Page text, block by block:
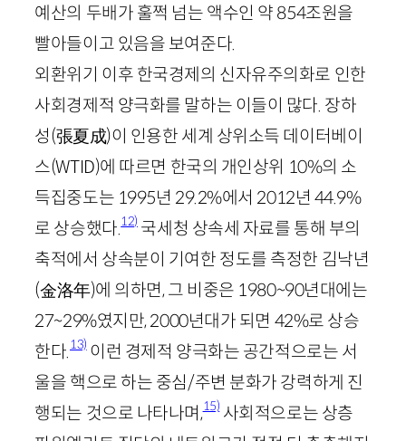
예산의 두배가 훌쩍 넘는 액수인 약 854조원을
빨아들이고 있음을 보여준다.
외환위기 이후 한국경제의 신자유주의화로 인한
사회경제적 양극화를 말하는 이들이 많다. 장하
성(張夏成)이 인용한 세계 상위소득 데이터베이
스(WTID)에 따르면 한국의 개인상위 10%의 소
득집중도는 1995년 29.2%에서 2012년 44.9%
로 상승했다.12)국세청 상속세 자료를 통해 부의
축적에서 상속분이 기여한 정도를 측정한 김낙년
(金洛年)에 의하면, 그 비중은 1980~90년대에는
27~29%였지만,2000년대가 되면 42%로 상승
한다.13)이런 경제적 양극화는 공간적으로는 서
울을 핵으로 하는 중심/주변 분화가 강력하게 진
행되는 것으로 나타나며,15)사회적으로는 상층